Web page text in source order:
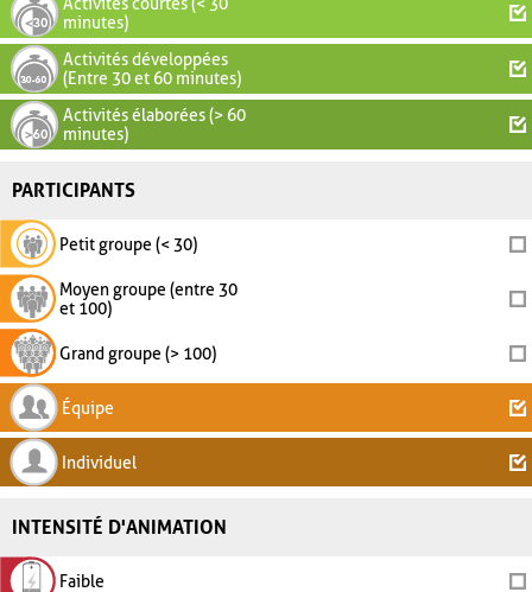
minutes)
Activités développées
(Entre 30 et 60 minutes)
Activités élaborées (> 60
minutes)
PARTICIPANTS
Petit groupe (< 30)
Moyen groupe (entre 30
et 100)
Grand groupe (> 100)
Équipe
Individuel
INTENSITÉ D'ANIMATION
Faible